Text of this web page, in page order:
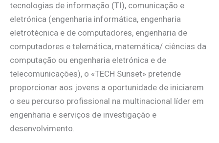
tecnologias de informação (TI), comunicação e
eletrónica (engenharia informática, engenharia
eletrotécnica e de computadores, engenharia de
computadores e telemática, matemática/ ciências da
computação ou engenharia eletrónica e de
telecomunicações), o «TECH Sunset» pretende
proporcionar aos jovens a oportunidade de iniciarem
o seu percurso profissional na multinacional líder em
engenharia e serviços de investigação e
desenvolvimento.